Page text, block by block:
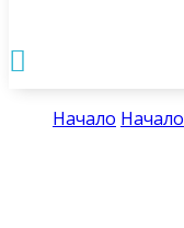

Начало Начало